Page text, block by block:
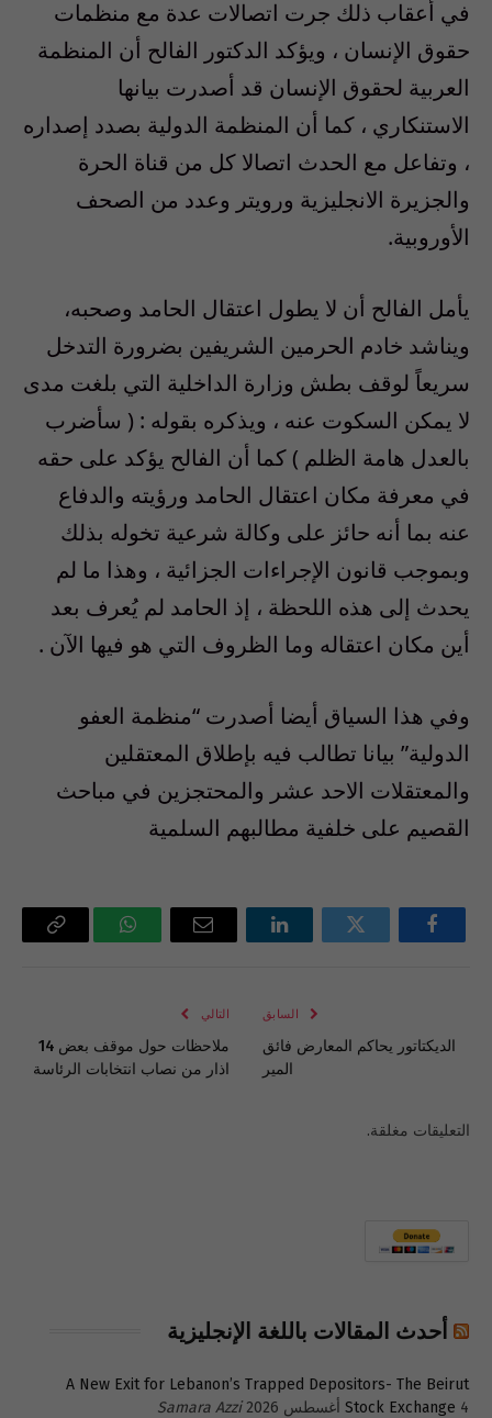
في أعقاب ذلك جرت اتصالات عدة مع منظمات
حقوق الإنسان ، ويؤكد الدكتور الفالح أن المنظمة
العربية لحقوق الإنسان قد أصدرت بيانها
الاستنكاري ، كما أن المنظمة الدولية بصدد إصداره
، وتفاعل مع الحدث اتصالا كل من قناة الحرة
والجزيرة الانجليزية ورويتر وعدد من الصحف
الأوروبية.
يأمل الفالح أن لا يطول اعتقال الحامد وصحبه،
ويناشد خادم الحرمين الشريفين بضرورة التدخل
سريعاً لوقف بطش وزارة الداخلية التي بلغت مدى
لا يمكن السكوت عنه ، ويذكره بقوله : ( سأضرب
بالعدل هامة الظلم ) كما أن الفالح يؤكد على حقه
في معرفة مكان اعتقال الحامد ورؤيته والدفاع
عنه بما أنه حائز على وكالة شرعية تخوله بذلك
وبموجب قانون الإجراءات الجزائية ، وهذا ما لم
يحدث إلى هذه اللحظة ، إذ الحامد لم يُعرف بعد
أين مكان اعتقاله وما الظروف التي هو فيها الآن .
وفي هذا السياق أيضا أصدرت “منظمة العفو
الدولية” بيانا تطالب فيه بإطلاق المعتقلين
والمعتقلات الاحد عشر والمحتجزين في مباحث
القصيم على خلفية مطالبهم السلمية
فيسبوك تويتر لينكدإن
البريد
واتساب Copy
السابق
الديكتاتور يحاكم المعارض فائق
المير
التالي
ملاحظات حول موقف بعض 14
اذار من نصاب انتخابات الرئاسة
التعليقات مغلقة.
أحدث المقالات باللغة الإنجليزية
A New Exit for Lebanon’s Trapped Depositors- The Beirut
Stock Exchange 4 أغسطس 2026
Samara Azzi